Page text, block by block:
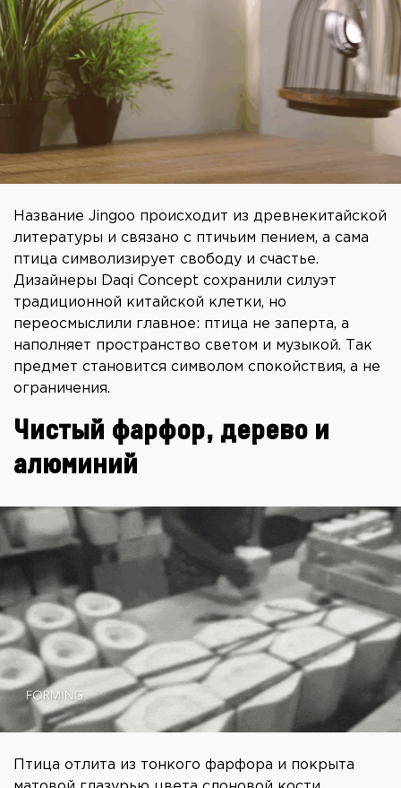
Название Jingoo происходит из древнекитайской
литературы и связано с птичьим пением, а сама
птица символизирует свободу и счастье.
Дизайнеры Daqi Concept сохранили силуэт
традиционной китайской клетки, но
переосмыслили главное: птица не заперта, а
наполняет пространство светом и музыкой. Так
предмет становится символом спокойствия, а не
ограничения.
Чистый фарфор, дерево и
алюминий
Птица отлита из тонкого фарфора и покрыта